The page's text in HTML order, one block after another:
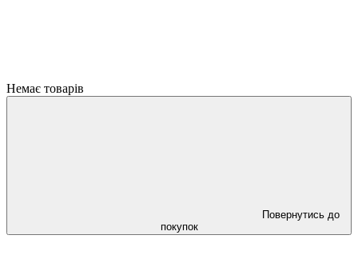
Немає товарів
Повернутись до
покупок